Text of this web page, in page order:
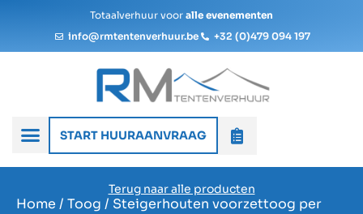
Totaalverhuur voor alle evenementen
info@rmtentenverhuur.be
+32 (0)479 094 197
START HUURAANVRAAG
Terug naar alle producten
Home / Toog / Steigerhouten voorzettoog per